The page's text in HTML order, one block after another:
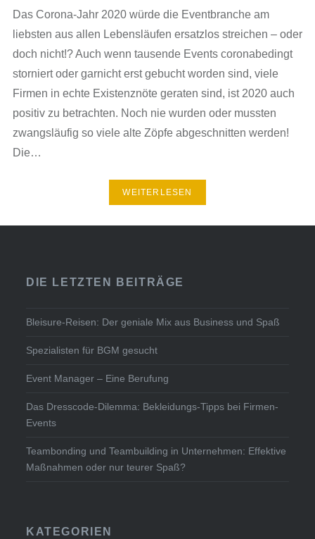
Das Corona-Jahr 2020 würde die Eventbranche am
liebsten aus allen Lebensläufen ersatzlos streichen – oder
doch nicht!? Auch wenn tausende Events coronabedingt
storniert oder garnicht erst gebucht worden sind, viele
Firmen in echte Existenznöte geraten sind, ist 2020 auch
positiv zu betrachten. Noch nie wurden oder mussten
zwangsläufig so viele alte Zöpfe abgeschnitten werden!
Die…
WEITERLESEN
DIE LETZTEN BEITRÄGE
Bleisure-Reisen: Der geniale Mix aus Business und Spaß
Spezialisten für BGM gesucht
Event Manager – Eine Berufung
Das Dresscode-Dilemma: Bekleidungs-Tipps bei Firmen-
Events
Teambonding und Teambuilding in Unternehmen: Effektive
Maßnahmen oder nur teurer Spaß?
KATEGORIEN